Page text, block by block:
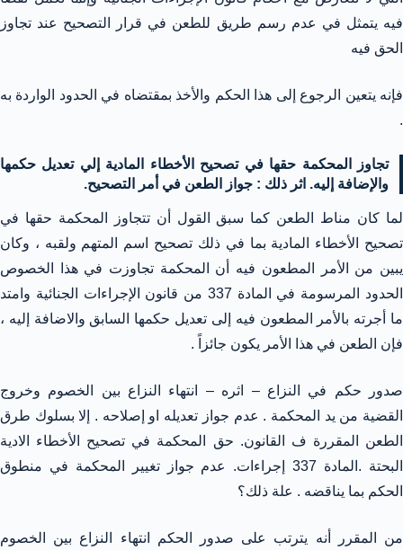
فيه يتمثل في عدم رسم طريق للطعن في قرار التصحيح عند تجاوز
الحق فيه
فإنه يتعين الرجوع إلى هذا الحكم والأخذ بمقتضاه في الحدود الواردة به
.
تجاوز المحكمة حقها في تصحيح الأخطاء المادية إلي تعديل حكمها
والإضافة إليه. اثر ذلك : جواز الطعن في أمر التصحيح.
لما كان مناط الطعن كما سبق القول أن تتجاوز المحكمة حقها في
تصحيح الأخطاء المادية بما في ذلك تصحيح اسم المتهم ولقبه ، وكان
يبين من الأمر المطعون فيه أن المحكمة تجاوزت في هذا الخصوص
الحدود المرسومة في المادة 337 من قانون الإجراءات الجنائية وامتد
ما أجرته بالأمر المطعون فيه إلى تعديل حكمها السابق والاضافة إليه ،
فإن الطعن في هذا الأمر يكون جائزاً .
صدور حكم في النزاع – اثره – انتهاء النزاع بين الخصوم وخروج
القضية من يد المحكمة . عدم جواز تعديله او إصلاحه . إلا بسلوك طرق
الطعن المقررة ف القانون. حق المحكمة في تصحيح الأخطاء الادية
البحتة .المادة 337 إجراءات. عدم جواز تغيير المحكمة في منطوق
الحكم بما يناقضه . علة ذلك؟
من المقرر أنه يترتب على صدور الحكم انتهاء النزاع بين الخصوم